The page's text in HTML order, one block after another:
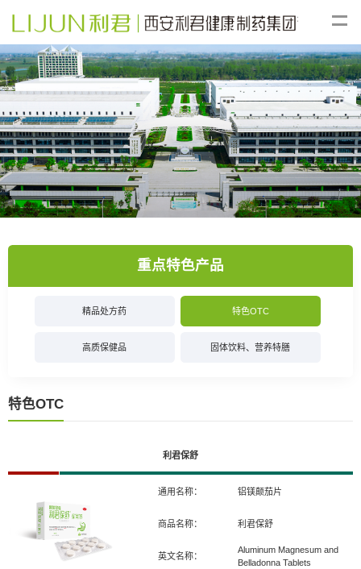
重点特色产品
精品处方药 特色OTC
高质保健品 固体饮料、营养特膳
特色OTC
利君保舒
通用名称： 铝镁颠茄片
商品名称： 利君保舒
英文名称：
Aluminum Magnesum and
Belladonna Tablets